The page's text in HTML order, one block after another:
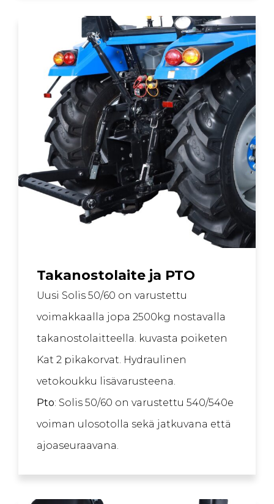
Takanostolaite ja PTO
Uusi Solis 50/60 on varustettu
voimakkaalla jopa 2500kg nostavalla
takanostolaitteella. kuvasta poiketen
Kat 2 pikakorvat. Hydraulinen
vetokoukku lisävarusteena.
Pto: Solis 50/60 on varustettu 540/540e
voiman ulosotolla sekä jatkuvana että
ajoaseuraavana.